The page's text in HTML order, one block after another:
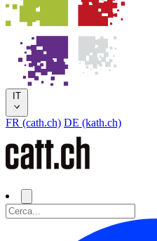
IT
FR (cath.ch) DE (kath.ch)